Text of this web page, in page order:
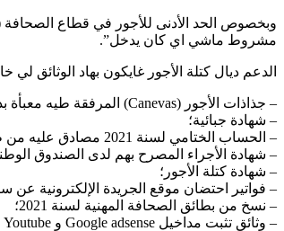
مشروط ماشي اي كان يدخل”.
الدعم ديال كتلة الأجور غايكون بهاد الوثائق لي
– جذاذات الأجور (Canevas) المرفقة طيه معبأة بدقة وموقعة ومختومة من طرف مدير المقاولة؛
– شهادة جبائية؛
– الحساب الختامي لسنة 2021 مصادق عليه من طرف إدارة الضرائب؛
– شهادة الأجراء المصرح بهم لدى الصندوق الوطني
– شهادة كتلة الأجور؛
– فواتير احتضان موقع الجريدة الإلكترونية عن سنة 2021 (بالنسبة للجرائد
– نسخ من بطائق الصحافة المهنية لسنة 2021؛
– وثائق تثبت مداخيل Google adsense و Youtube بدءا من شهر يونيو 2021.